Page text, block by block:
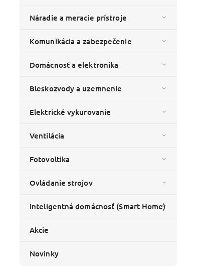
Náradie a meracie prístroje
Komunikácia a zabezpečenie
Domácnosť a elektronika
Bleskozvody a uzemnenie
Elektrické vykurovanie
Ventilácia
Fotovoltika
Ovládanie strojov
Inteligentná domácnosť (Smart Home)
Akcie
Novinky